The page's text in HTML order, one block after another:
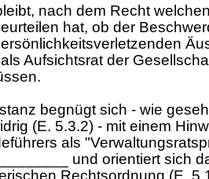
nach dem Recht
hat, ob der
Aufsichtsrat der
begnügt sich - wie
(E. 5.3.2) - mit einem
als
und orientiert sich
Rechtsordnung (E.